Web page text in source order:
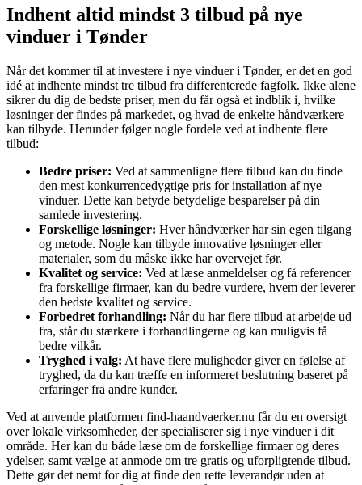
Indhent altid mindst 3 tilbud på nye
vinduer i Tønder
Når det kommer til at investere i nye vinduer i Tønder, er det en god
idé at indhente mindst tre tilbud fra differenterede fagfolk. Ikke alene
sikrer du dig de bedste priser, men du får også et indblik i, hvilke
løsninger der findes på markedet, og hvad de enkelte håndværkere
kan tilbyde. Herunder følger nogle fordele ved at indhente flere
tilbud:
Bedre priser: Ved at sammenligne flere tilbud kan du finde
den mest konkurrencedygtige pris for installation af nye
vinduer. Dette kan betyde betydelige besparelser på din
samlede investering.
Forskellige løsninger: Hver håndværker har sin egen tilgang
og metode. Nogle kan tilbyde innovative løsninger eller
materialer, som du måske ikke har overvejet før.
Kvalitet og service: Ved at læse anmeldelser og få referencer
fra forskellige firmaer, kan du bedre vurdere, hvem der leverer
den bedste kvalitet og service.
Forbedret forhandling: Når du har flere tilbud at arbejde ud
fra, står du stærkere i forhandlingerne og kan muligvis få
bedre vilkår.
Tryghed i valg: At have flere muligheder giver en følelse af
tryghed, da du kan træffe en informeret beslutning baseret på
erfaringer fra andre kunder.
Ved at anvende platformen find-haandvaerker.nu får du en oversigt
over lokale virksomheder, der specialiserer sig i nye vinduer i dit
område. Her kan du både læse om de forskellige firmaer og deres
ydelser, samt vælge at anmode om tre gratis og uforpligtende tilbud.
Dette gør det nemt for dig at finde den rette leverandør uden at